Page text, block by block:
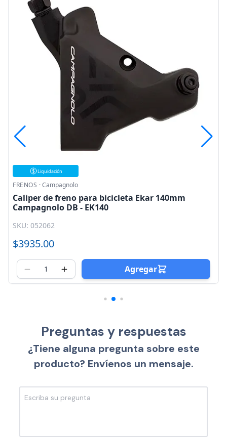
Liquidación
FRENOS ·Campagnolo
Caliper de freno para bicicleta Ekar 140mm
Campagnolo DB - EK140
SKU: 052062
$3935.00
Agregar
Preguntas y respuestas
¿Tiene alguna pregunta sobre este
producto? Envíenos un mensaje.